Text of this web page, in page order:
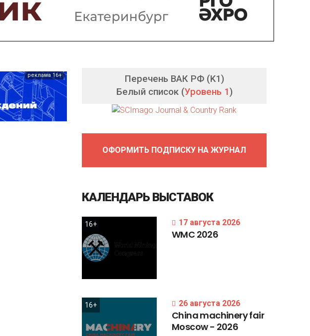
реклама 16+
Перечень ВАК РФ (K1)
Белый список (Уровень 1)
ОФОРМИТЬ ПОДПИСКУ НА ЖУРНАЛ
КАЛЕНДАРЬ ВЫСТАВОК
16+ 17 августа 2026
WMC 2026
16+ 26 августа 2026
Chinamachineryfair
Moscow- 2026